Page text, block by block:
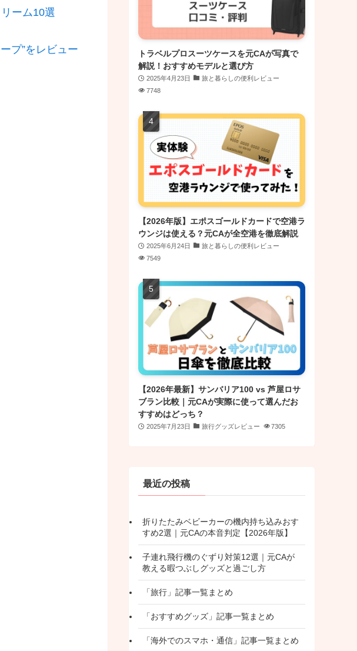
ーム10選
プ”をレビュー
トラベルプロスーツケースを元CAが写真で
解説！おすすめモデルと選び方
2025年4月23日
旅と暮らしの便利レビュー
7748
【2026年版】エポスゴールドカードで空港ラ
ウンジは使える？元CAが全空港を徹底解説
2025年6月24日
旅と暮らしの便利レビュー
7549
【2026年最新】サンバリア100 vs 芦屋ロサ
ブラン比較｜元CAが実際に使って選んだお
すすめはどっち？
2025年7月23日 旅行グッズレビュー 7305
最近の投稿
折りたたみベビーカーの機内持ち込みおす
すめ2選｜元CAの本音判定【2026年版】
子連れ飛行機のぐずり対策12選｜元CAが
教える暇つぶしグッズと過ごし方
「旅行」記事一覧まとめ
「おすすめグッズ」記事一覧まとめ
「海外でのスマホ・通信」記事一覧まとめ